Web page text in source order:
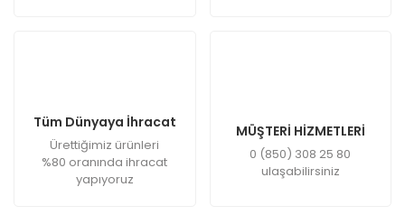
Tüm Dünyaya İhracat
Ürettiğimiz ürünleri
%80 oranında ihracat
yapıyoruz
MÜŞTERİ HİZMETLERİ
0 (850) 308 25 80
ulaşabilirsiniz